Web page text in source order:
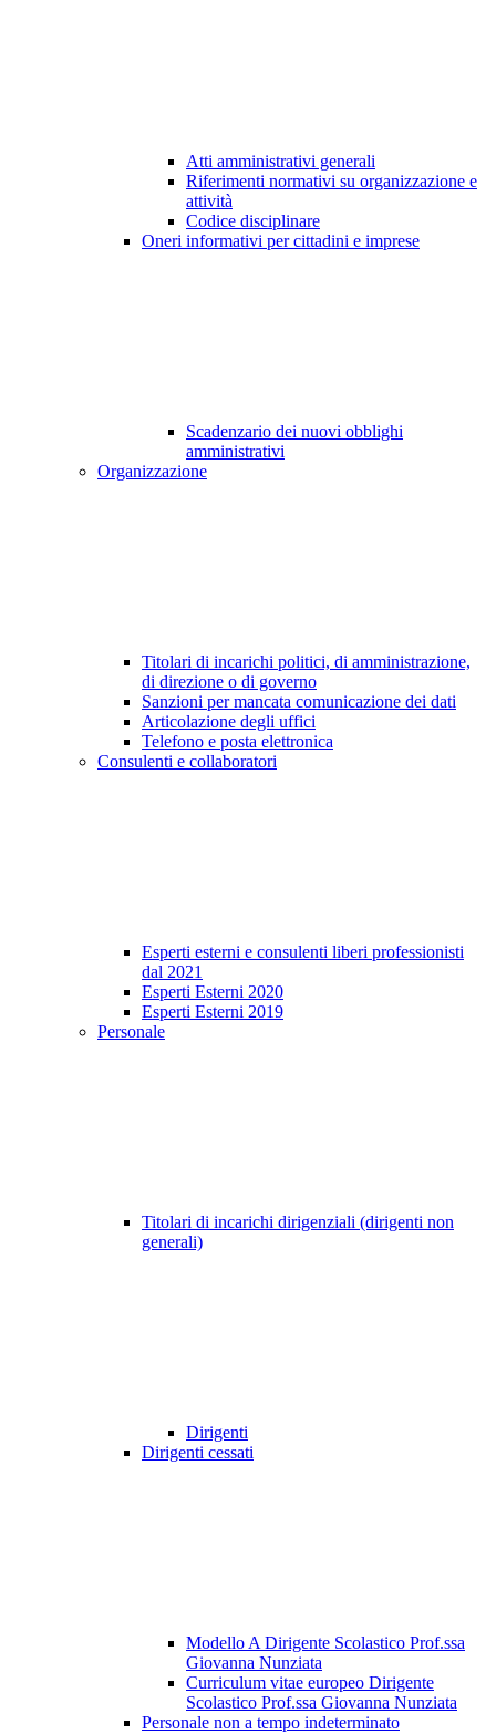
Atti amministrativi generali
Riferimenti normativi su organizzazione e
attività
Codice disciplinare
Oneri informativi per cittadini e imprese
Scadenzario dei nuovi obblighi
amministrativi
Organizzazione
Titolari di incarichi politici, di amministrazione,
di direzione o di governo
Sanzioni per mancata comunicazione dei dati
Articolazione degli uffici
Telefono e posta elettronica
Consulenti e collaboratori
Esperti esterni e consulenti liberi professionisti
dal 2021
Esperti Esterni 2020
Esperti Esterni 2019
Personale
Titolari di incarichi dirigenziali (dirigenti non
generali)
Dirigenti
Dirigenti cessati
Modello A Dirigente Scolastico Prof.ssa
Giovanna Nunziata
Curriculum vitae europeo Dirigente
Scolastico Prof.ssa Giovanna Nunziata
Personale non a tempo indeterminato